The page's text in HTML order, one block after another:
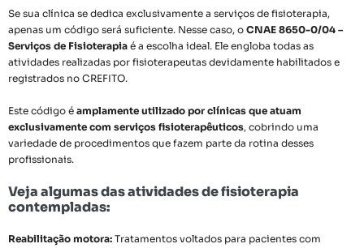
Se sua clínica se dedica exclusivamente a serviços de fisioterapia,
apenas um código será suficiente. Nesse caso, o CNAE 8650-0/04 –
Serviços de Fisioterapia é a escolha ideal. Ele engloba todas as
atividades realizadas por fisioterapeutas devidamente habilitados e
registrados no CREFITO.
Este código é amplamente utilizado por clínicas que atuam
exclusivamente com serviços fisioterapêuticos, cobrindo uma
variedade de procedimentos que fazem parte da rotina desses
profissionais.
Veja algumas das atividades de fisioterapia
contempladas:
Reabilitação motora: Tratamentos voltados para pacientes com